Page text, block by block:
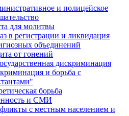
и полицейское
для молитвы
в регистрации и ликвидация
объединений
от гонений
дискриминация
и борьба с
борьба
и СМИ
с местным населением и